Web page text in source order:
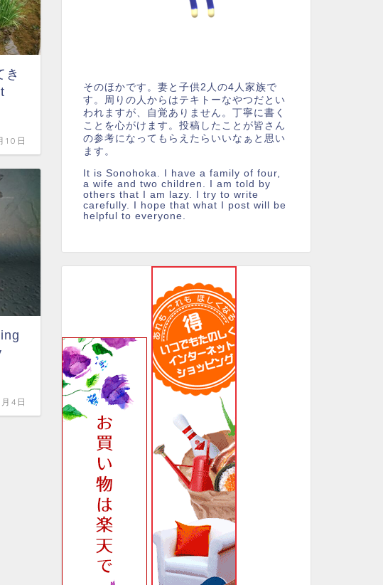
10日
4日
そのほかです。妻と子供2人の4人家族で
す。周りの人からはテキトーなやつだとい
われますが、自覚ありません。丁寧に書く
ことを心がけます。投稿したことが皆さん
の参考になってもらえたらいいなぁと思い
ます。
It is Sonohoka. I have a family of four,
a wife and two children. I am told by
others that I am lazy. I try to write
carefully. I hope that what I post will be
helpful to everyone.